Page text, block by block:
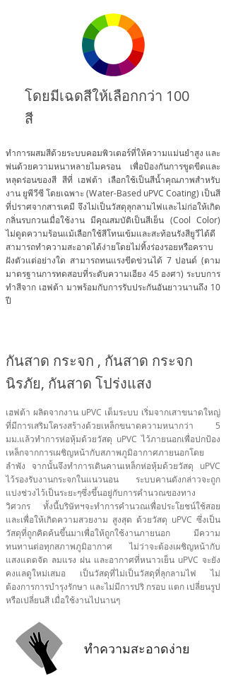
โดยมีเฉดสีให้เลือกกว่า 100
สี
ทำการผสมสีด้วยระบบคอมพิวเตอร์ที่ให้ความแม่นยำสูง และ
พ่นด้วยความหนาหลายไมครอน เพื่อป้องกันการขูดขีดและ
หลุดร่อนของสี สีที่ เฮฟต้า เลือกใช้เป็นสีน้ำคุณภาพสำหรับ
งาน ยูพีวีซี โดยเฉพาะ (Water-Based uPVC Coating) เป็นสี
ที่ปราศจากสารเคมี จึงไม่เป็นวัสดุลุกลามไฟและไม่ก่อให้เกิด
กลิ่นรบกวนเมื่อใช้งาน มีคุณสมบัติเป็นสีเย็น (Cool Color)
ไม่ดูดความร้อนแม้เลือกใช้สีโทนเข้มและสะท้อนรังสียูวีได้ดี
สามารถทำความสะอาดได้ง่ายโดยไม่ทิ้งร่องรอยหรือคราบ
ฝังตัวแต่อย่างใด สามารถทนแรงขีดข่วนได้ 7 ปอนด์ (ตาม
มาตรฐานการทดสอบที่ระดับความเอียง 45 องศา) ระบบการ
ทำสีจาก เฮฟต้า มาพร้อมกับการรับประกันอันยาวนานถึง 10
ปี
กันสาด กระจก , กันสาด กระจก
นิรภัย, กันสาด โปร่งแสง
เฮฟต้า ผลิตจากงาน uPVC เต็มระบบ เริ่มจากเสาขนาดใหญ่
ที่มีการเสริมโครงสร้างด้วยเหล็กขนาดความหนากว่า 5
มม.แล้วทำการห่อหุ้มด้วยวัสดุ uPVC ไว้ภายนอกเพื่อปกป้อง
เหล็กจากการเผชิญหน้ากับสภาพภูมิอากาศภายนอกโดย
ลำพัง จากนั้นจึงทำการเดินคานเหล็กห่อหุ้มด้วยวัสดุ uPVC
ไว้รองรับงานกระจกในแนวนอน ระบบคานดังกล่าวจะถูก
แบ่งช่วงไว้เป็นระยะๆซึ่งขึ้นอยู่กับการคำนวณของทาง
วิศวกร ทั้งนี้บริษัทฯจะทำการคำนวณเพื่อประโยชน์ใช้สอย
และเพื่อให้เกิดความสวยงาม สูงสุด ด้วยวัสดุ uPVC ซึ่งเป็น
วัสดุที่ถูกคิดค้นขึ้นมาเพื่อให้ถูกใช้งานภายนอก มีความ
ทนทานต่อทุกสภาพภูมิอากาศ ไม่ว่าจะต้องเผชิญหน้ากับ
แสงแดดจัด ลมแรง ฝน และอากาศที่หนาวเย็น uPVC จะยัง
คงแลดูใหม่เสมอ เป็นวัสดุที่ไม่เป็นวัสดุที่ลุกลามไฟ ไม่
ต้องการการบำรุงรักษา และไม่มีการปริ กรอบ แตก เปลี่ยนรูป
หรือเปลี่ยนสี เมื่อใช้งานไปนานๆ
ทำความสะอาดง่าย